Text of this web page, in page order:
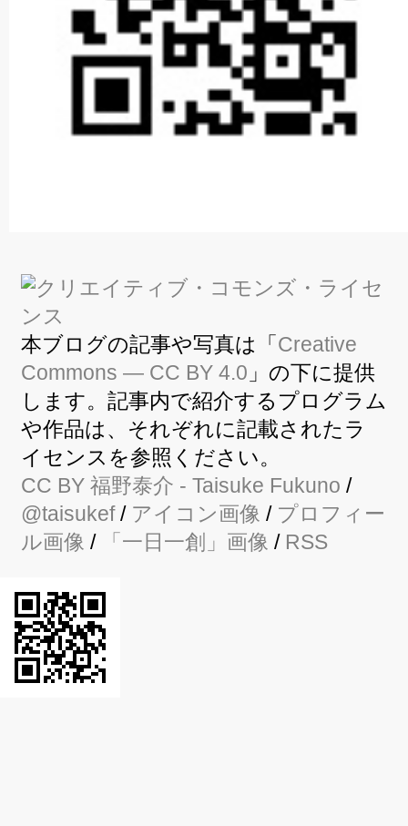
本ブログの記事や写真は「 Creative
Commons — CC BY 4.0 」の下に提供
します。記事内で紹介するプログラム
や作品は、それぞれに記載されたラ
イセンスを参照ください。
CC BY 福野泰介 - Taisuke Fukuno /
@taisukef/ アイコン画像 / プロフィー
ル画像 / 「一日一創」画像 / RSS